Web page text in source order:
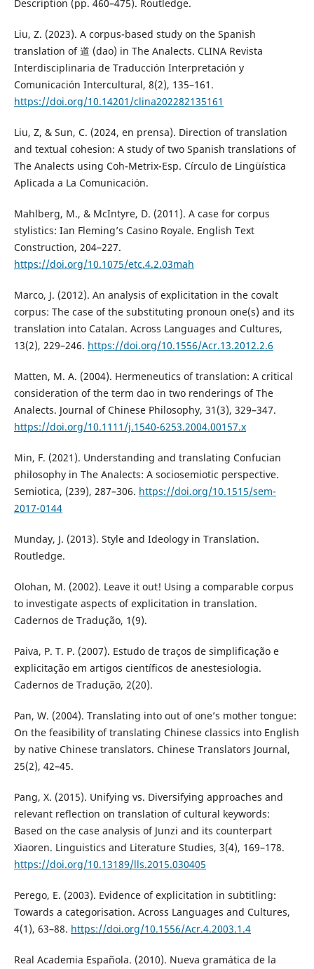
Description (pp. 460–475). Routledge.
Liu, Z. (2023). A corpus-based study on the Spanish
translation of 道 (dao) in The Analects. CLINA Revista
Interdisciplinaria de Traducción Interpretación y
Comunicación Intercultural, 8(2), 135–161.
https://doi.org/10.14201/clina202282135161
Liu, Z, & Sun, C. (2024, en prensa). Direction of translation
and textual cohesion: A study of two Spanish translations of
The Analects using Coh-Metrix-Esp. Círculo de Lingüística
Aplicada a La Comunicación.
Mahlberg, M., & McIntyre, D. (2011). A case for corpus
stylistics: Ian Fleming’s Casino Royale. English Text
Construction, 204–227.
https://doi.org/10.1075/etc.4.2.03mah
Marco, J. (2012). An analysis of explicitation in the covalt
corpus: The case of the substituting pronoun one(s) and its
translation into Catalan. Across Languages and Cultures,
13(2), 229–246. https://doi.org/10.1556/Acr.13.2012.2.6
Matten, M. A. (2004). Hermeneutics of translation: A critical
consideration of the term dao in two renderings of The
Analects. Journal of Chinese Philosophy, 31(3), 329–347.
https://doi.org/10.1111/j.1540-6253.2004.00157.x
Min, F. (2021). Understanding and translating Confucian
philosophy in The Analects: A sociosemiotic perspective.
Semiotica, (239), 287–306. https://doi.org/10.1515/sem-
2017-0144
Munday, J. (2013). Style and Ideology in Translation.
Routledge.
Olohan, M. (2002). Leave it out! Using a comparable corpus
to investigate aspects of explicitation in translation.
Cadernos de Tradução, 1(9).
Paiva, P. T. P. (2007). Estudo de traços de simplificação e
explicitação em artigos científicos de anestesiologia.
Cadernos de Tradução, 2(20).
Pan, W. (2004). Translating into out of one’s mother tongue:
On the feasibility of translating Chinese classics into English
by native Chinese translators. Chinese Translators Journal,
25(2), 42–45.
Pang, X. (2015). Unifying vs. Diversifying approaches and
relevant reflection on translation of cultural keywords:
Based on the case analysis of Junzi and its counterpart
Xiaoren. Linguistics and Literature Studies, 3(4), 169–178.
https://doi.org/10.13189/lls.2015.030405
Perego, E. (2003). Evidence of explicitation in subtitling:
Towards a categorisation. Across Languages and Cultures,
4(1), 63–88. https://doi.org/10.1556/Acr.4.2003.1.4
Real Academia Española. (2010). Nueva gramática de la